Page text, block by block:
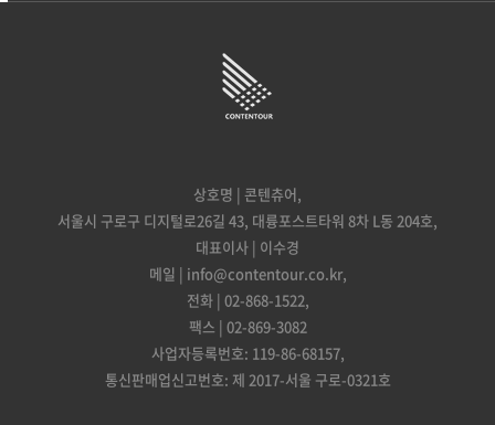
상호명 | 콘텐츄어,
서울시 구로구 디지털로26길 43, 대륭포스트타워 8차 L동 204호,
대표이사 | 이수경
메일 | info@contentour.co.kr,
전화 | 02-868-1522,
팩스 | 02-869-3082
사업자등록번호: 119-86-68157,
통신판매업신고번호: 제 2017-서울 구로-0321호